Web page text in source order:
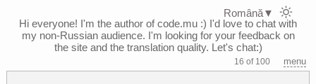
Hi everyone! I'm the author of code.mu :) I'd love to chat with
my non-Russian audience. I'm looking for your feedback on
the site and the translation quality. Let's chat:)
16 of 100 menu
Română▼